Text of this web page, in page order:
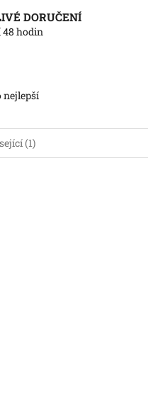
DORUČENÍ
hodin
nejlepší
(1)